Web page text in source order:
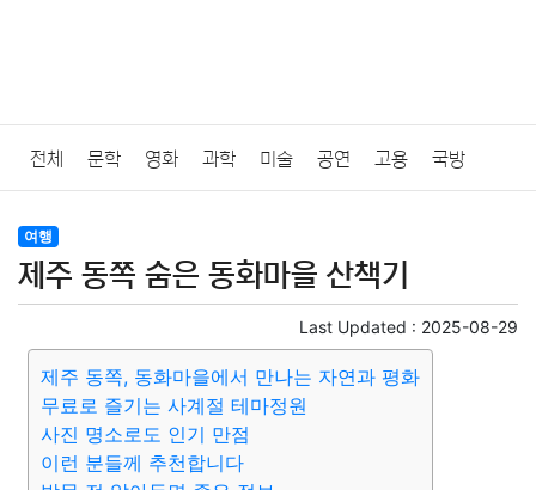
전체 문학 영화 과학 미술 공연 고용 국방
법률
질병 가요 방송 일상 주식 암호화폐
결혼 육아 반려동물 패션 미용 증권 인테리어
요리 상품리뷰 원예 금융 게임
여행
제주 동쪽 숨은 동화마을 산책기
Last Updated : 2025-08-29
제주 동쪽, 동화마을에서 만나는 자연과 평화
무료로 즐기는 사계절 테마정원
사진 명소로도 인기 만점
이런 분들께 추천합니다